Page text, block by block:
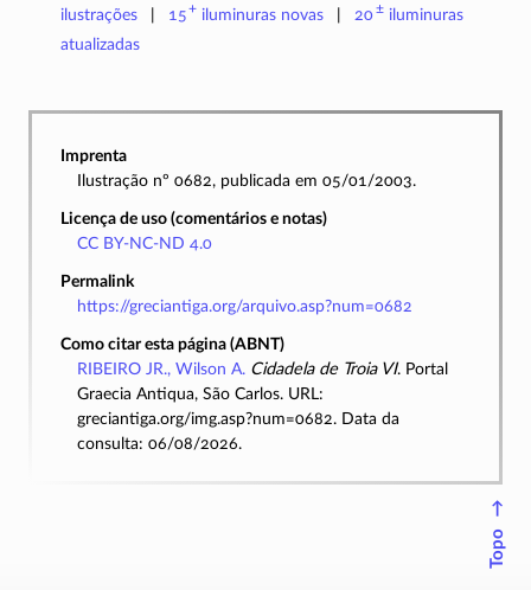
ilustrações
15+ iluminuras novas 20±iluminuras
atualizadas
Imprenta
Ilustração nº 0682, publicada em 05/01/2003.
Licença de uso (comentários e notas)
CC BY-NC-ND 4.0
Permalink
https://greciantiga.org/arquivo.asp?num=0682
Como citar esta página (ABNT)
RIBEIRO JR., Wilson A. Cidadela de Troia VI. Portal
Graecia Antiqua, São Carlos. URL:
greciantiga.org/img.asp?num=0682. Data da
consulta: 06/08/2026.
↑
Topo